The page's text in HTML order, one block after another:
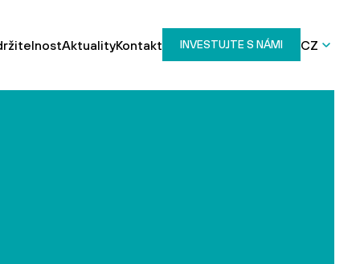
AktualityKontakt INVESTUJTE S NÁMI CZ